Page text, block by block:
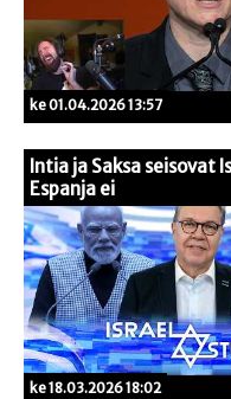
ke 01.04.2026 13:57
Intia ja Saksa seisovat
Espanja ei
ke 18.03.2026 18:02